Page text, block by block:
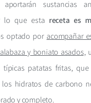
sustancias
lo que esta receta es
optado por acompañar
y boniato asados,
típicas patatas fritas,
hidratos de carbono
y completo.